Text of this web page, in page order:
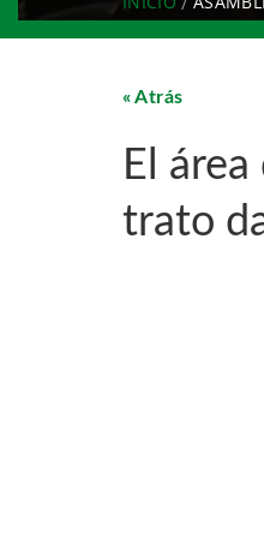
Atrás
El
trato